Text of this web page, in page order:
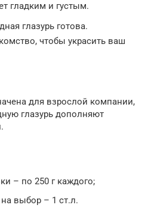
гладким и густым.
глазурь готова.
чтобы украсить ваш
для взрослой компании,
глазурь дополняют
– по 250 г каждого;
выбор – 1 ст.л.